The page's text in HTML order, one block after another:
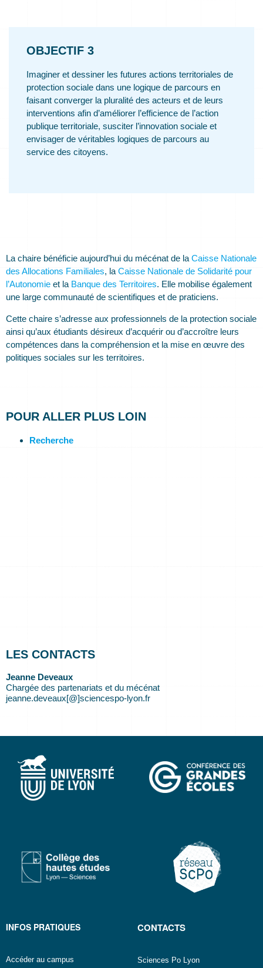
OBJECTIF 3
Imaginer et dessiner les futures actions territoriales de
protection sociale dans une logique de parcours en
faisant converger la pluralité des acteurs et de leurs
interventions afin d’améliorer l’efficience de l’action
publique territoriale, susciter l’innovation sociale et
envisager de véritables logiques de parcours au
service des citoyens.
La chaire bénéficie aujourd’hui du mécénat de la Caisse Nationale
des Allocations Familiales, la Caisse Nationale de Solidarité pour
l’Autonomie et la Banque des Territoires. Elle mobilise également
une large communauté de scientifiques et de praticiens.
Cette chaire s’adresse aux professionnels de la protection sociale
ainsi qu’aux étudiants désireux d’acquérir ou d’accroître leurs
compétences dans la compréhension et la mise en œuvre des
politiques sociales sur les territoires.
POUR ALLER PLUS LOIN
Recherche
LES CONTACTS
Jeanne Deveaux
Chargée des partenariats et du mécénat
jeanne.deveaux[@]sciencespo-lyon.fr
INFOS PRATIQUES
Accéder au campus
CONTACTS
Sciences Po Lyon